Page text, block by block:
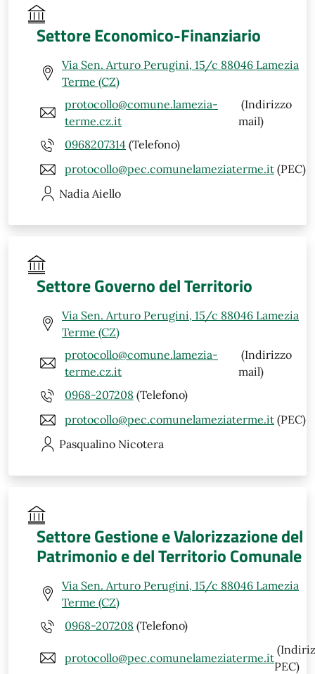
Settore Economico-Finanziario
Via Sen. Arturo Perugini, 15/c 88046 Lamezia
Terme (CZ)
protocollo@comune.lamezia-
terme.cz.it
(Indirizzo
mail)
0968207314 (Telefono)
protocollo@pec.comunelameziaterme.it (PEC)
Nadia Aiello
Settore Governo del Territorio
Via Sen. Arturo Perugini, 15/c 88046 Lamezia
Terme (CZ)
protocollo@comune.lamezia-
terme.cz.it
(Indirizzo
mail)
0968-207208 (Telefono)
protocollo@pec.comunelameziaterme.it (PEC)
Pasqualino Nicotera
Settore Gestione e Valorizzazione del
Patrimonio e del Territorio Comunale
Via Sen. Arturo Perugini, 15/c 88046 Lamezia
Terme (CZ)
0968-207208 (Telefono)
protocollo@pec.comunelameziaterme.it
PEC)